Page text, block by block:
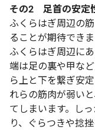
その2 足首の安定
ふくらはぎ周辺の
ることが期待できま
ふくらはぎ周辺に
端は足の裏や甲な
ら上と下を繋ぎ安
れらの筋肉が弱い
てしまいます。し
り、ぐらつきや捻